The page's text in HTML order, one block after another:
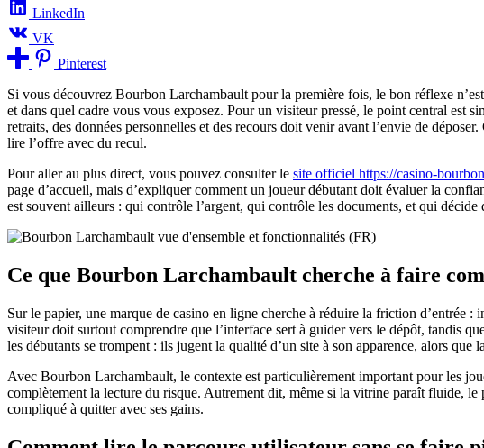
LinkedIn
VK
Pinterest
Si vous découvrez Bourbon Larchambault pour la première fois, le bon réflexe
et dans quel cadre vous vous exposez. Pour un visiteur pressé, le point central est
retraits, des données personnelles et des recours doit venir avant l’envie de
lire l’offre avec du recul.
Pour aller au plus direct, vous pouvez consulter le site officiel https://casino-
page d’accueil, mais d’expliquer comment un joueur débutant doit évaluer la
est souvent ailleurs : qui contrôle l’argent, qui contrôle les documents, et qui
Ce que Bourbon Larchambault cherche à faire
Sur le papier, une marque de casino en ligne cherche à réduire la friction d’entrée :
visiteur doit surtout comprendre que l’interface sert à guider vers le dépôt, tandis
les débutants se trompent : ils jugent la qualité d’un site à son apparence, alors
Avec Bourbon Larchambault, le contexte est particulièrement important pour les
complètement la lecture du risque. Autrement dit, même si la vitrine paraît fluide,
compliqué à quitter avec ses gains.